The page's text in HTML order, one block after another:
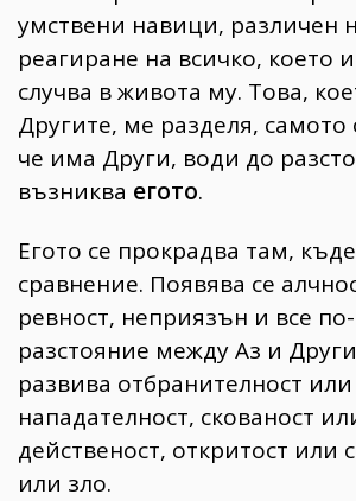
Wellness
1817
ПОСЛЕДВАЙТЕ
НИ
умствени навици, различен
реагиране на всичко, което
случва в живота му. Това,
Другите, ме разделя, самото
че има Други, води до
възниква егото.
Егото се прокрадва там,
сравнение. Появява се
ревност, неприязън и все
разстояние между Аз и
развива отбранителност или
нападателност, скованост
действеност, откритост или
или зло.